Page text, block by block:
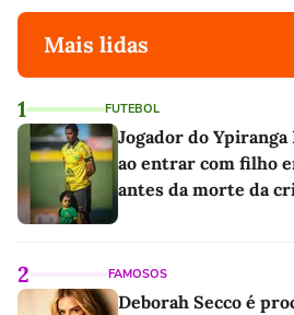
Mais lidas
1 FUTEBOL
Jogador do Ypiranga
ao entrar com filho
antes da morte da
2 FAMOSOS
Deborah Secco é